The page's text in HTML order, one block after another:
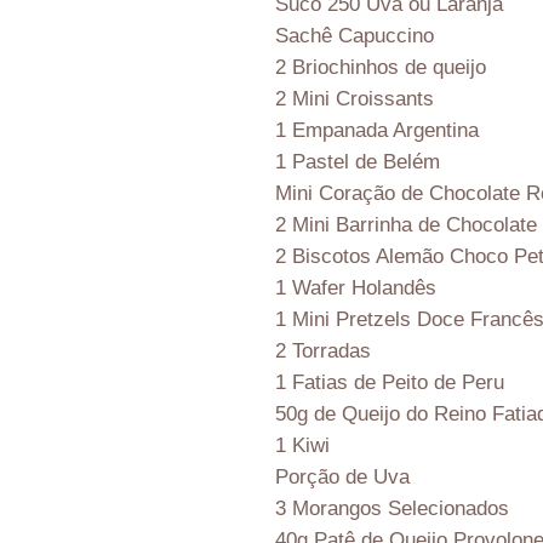
Sachê Capuccino
2 Briochinhos de queijo
2 Mini Croissants
1 Empanada Argentina
1 Pastel de Belém
Mini Coração de Chocolate
2 Mini Barrinha de Chocolate
2 Biscotos Alemão Choco
1 Wafer Holandês
1 Mini Pretzels Doce Francês
2 Torradas
1 Fatias de Peito de Peru
50g de Queijo do Reino
1 Kiwi
Porção de Uva
3 Morangos Selecionados